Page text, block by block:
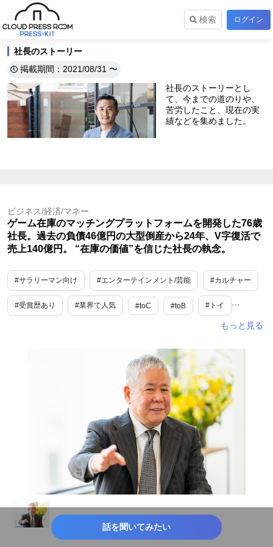
検索 ログイン
社長のストーリー
掲載期間：2021/08/31 〜
社長のストーリーとし
て、今までの道のりや、
苦労したこと、現在の実
績などを集めました。
ビジネス/経済/マネー
ゲーム在庫のマッチングプラットフォームを開発した76歳
社長。過去の負債46億円の大型倒産から24年、V字復活で
売上140億円。 “在庫の価値”を信じた社長の執念。
#サラリーマン向け #エンターテインメント/芸能 #カルチャー
#受賞歴あり #業界で人気 #toC #toB #トイ
話を聞いてみたい